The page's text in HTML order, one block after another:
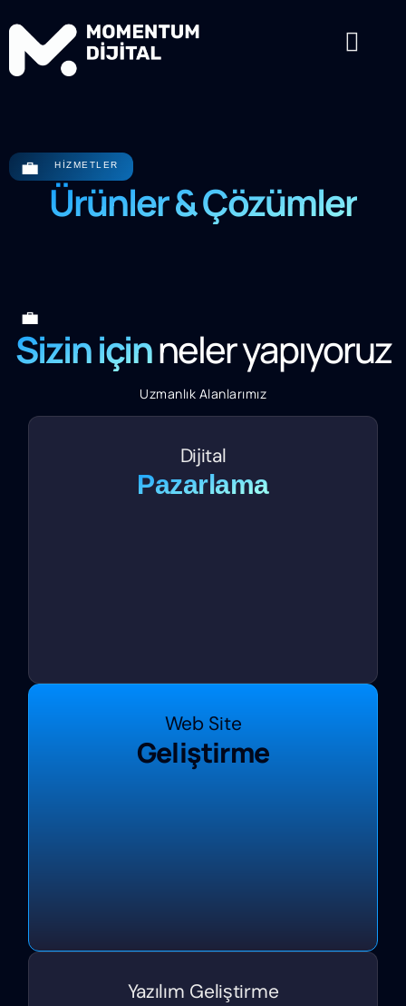
💼 HIZMETLER
Ürünler & Çözümler
💼
Sizin içinneler yapıyoruz
Uzmanlık Alanlarımız
Dijital
Pazarlama
Web Site
Geliştirme
Yazılım Geliştirme